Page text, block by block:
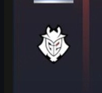
G2 HeavyGod의 IEM 쾰른
틴, 팀 전략, 멘탈 관리, 그
에 정리했습니다.
6월 17, 2026